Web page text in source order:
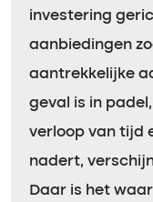
investering
aanbiedingen
aantrekkelijke
geval is in
verloop van tijd
nadert,
Daar is het